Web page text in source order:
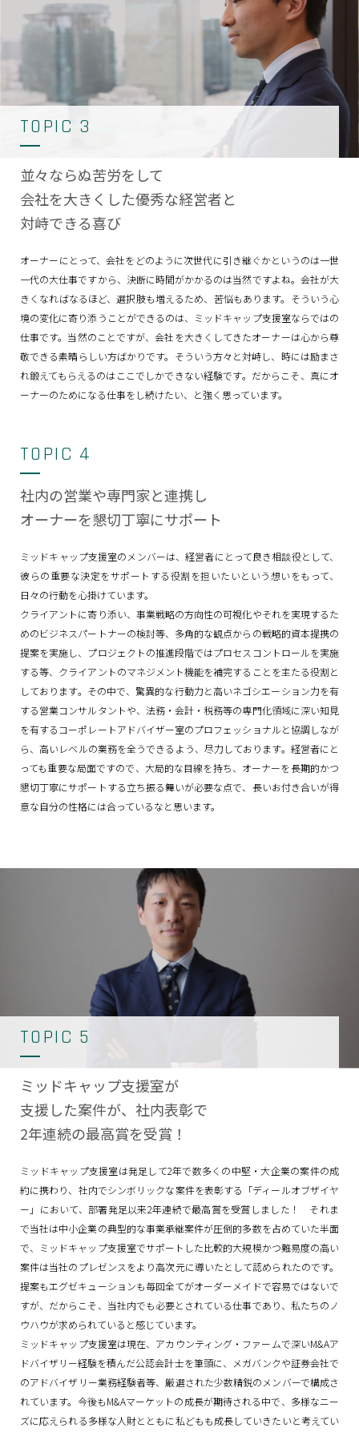
TOPIC 3
並々ならぬ苦労をして
会社を大きくした優秀な経営者と
対峙できる喜び
オーナーにとって、会社をどのように次世代に引き継ぐかというのは一世
一代の大仕事ですから、決断に時間がかかるのは当然ですよね。会社が大
きくなればなるほど、選択肢も増えるため、苦悩もあります。そういう心
境の変化に寄り添うことができるのは、ミッドキャップ支援室ならではの
仕事です。当然のことですが、会社を大きくしてきたオーナーは心から尊
敬できる素晴らしい方ばかりです。そういう方々と対峙し、時には励まさ
れ鍛えてもらえるのはここでしかできない経験です。だからこそ、真にオ
ーナーのためになる仕事をし続けたい、と強く思っています。
TOPIC 4
社内の営業や専門家と連携し
オーナーを懇切丁寧にサポート
ミッドキャップ支援室のメンバーは、経営者にとって良き相談役として、
彼らの重要な決定をサポートする役割を担いたいという想いをもって、
日々の行動を心掛けています。
クライアントに寄り添い、事業戦略の方向性の可視化やそれを実現するた
めのビジネスパートナーの検討等、多角的な観点からの戦略的資本提携の
提案を実施し、プロジェクトの推進段階ではプロセスコントロールを実施
する等、クライアントのマネジメント機能を補完することを主たる役割と
しております。その中で、驚異的な行動力と高いネゴシエーション力を有
する営業コンサルタントや、法務・会計・税務等の専門化領域に深い知見
を有するコーポレートアドバイザー室のプロフェッショナルと協調しなが
ら、高いレベルの業務を全うできるよう、尽力しております。経営者にと
っても重要な局面ですので、大局的な目線を持ち、オーナーを長期的かつ
懇切丁寧にサポートする立ち振る舞いが必要な点で、長いお付き合いが得
意な自分の性格には合っているなと思います。
TOPIC 5
ミッドキャップ支援室が
支援した案件が、 社内表彰で
2年連続の最高賞を受賞！
ミッドキャップ支援室は発足して2年で数多くの中堅・大企業の案件の成
約に携わり、社内でシンボリックな案件を表彰する「ディールオブザイヤ
ー」において、部署発足以来2年連続で最高賞を受賞しました！ それま
で当社は中小企業の典型的な事業承継案件が圧倒的多数を占めていた半面
で、ミッドキャップ支援室でサポートした比較的大規模かつ難易度の高い
案件は当社のプレゼンスをより高次元に導いたとして認められたのです。
提案もエグゼキューションも毎回全てがオーダーメイドで容易ではないで
すが、だからこそ、当社内でも必要とされている仕事であり、私たちのノ
ウハウが求められていると感じています。
ミッドキャップ支援室は現在、アカウンティング・ファームで深いM&Aア
ドバイザリー経験を積んだ公認会計士を筆頭に、メガバンクや証券会社で
のアドバイザリー業務経験者等、厳選された少数精鋭のメンバーで構成さ
れています。今後もM&Aマーケットの成長が期待される中で、多様なニー
ズに応えられる多様な人財とともに私どもも成長していきたいと考えてい